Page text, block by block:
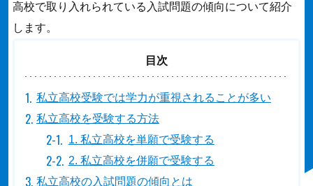
高校で取り入れられている入試問題の傾向について紹介
します。
目次
私立高校受験では学力が重視されることが多い
私立高校を受験する方法
1. 私立高校を単願で受験する
2. 私立高校を併願で受験する
私立高校の入試問題の傾向とは